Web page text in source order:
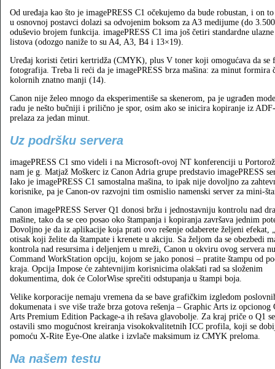
Od uređaja kao što je imagePRESS C1 očekujemo da bude robustan, i on
u osnovnoj postavci dolazi sa odvojenim boksom za A3 medijume (do
oduševio brojem funkcija. imagePRESS C1 ima još četiri standardne
listova (odozgo naniže to su A4, A3, B4 i 13×19).
Uređaj koristi četiri kertridža (CMYK), plus V toner koji omogućava da se
fotografija. Treba li reći da je imagePRESS brza mašina: za minut
kolornih znatno manji (14).
Canon nije želeo mnogo da eksperimentiše sa skenerom, pa je ugrađen
radu je nešto bučniji i prilično je spor, osim ako se inicira kopiranje iz
prelaza za jedan minut.
Uz podršku servera
imagePRESS C1 smo videli i na Microsoft-ovoj NT konferenciji u
nam je g. Matjaž Moškerc iz Canon Adria grupe predstavio imagePRESS
Iako je imagePRESS C1 samostalna mašina, to ipak nije dovoljno za
korisnike, pa je Canon-ov razvojni tim osmislio namenski server za mini-
Canon imagePRESS Server Q1 donosi bržu i jednostavniju kontrolu nad
mašine, tako da se ceo posao oko štampanja i kopiranja završava jednim
Dovoljno je da iz aplikacije koja prati ovo rešenje odaberete željeni efekat,
otisak koji želite da štampate i krenete u akciju. Sa željom da se obezbedi
kontrola nad resursima i deljenjem u mreži, Canon u okviru ovog servera
Command WorkStation opciju, kojom se jako ponosi – pratite štampu od
kraja. Opcija Impose će zahtevnijim korisnicima olakšati rad sa složenim
dokumentima, dok će ColorWise sprečiti odstupanja u štampi boja.
Velike korporacije nemaju vremena da se bave grafičkim izgledom
dokumenata i sve više traže brza gotova rešenja – Graphic Arts iz opcionog
Arts Premium Edition Package-a ih rešava glavobolje. Za kraj priče o Q1
ostavili smo mogućnost kreiranja visokokvalitetnih ICC profila, koji se
pomoću X-Rite Eye-One alatke i izvlače maksimum iz CMYK preloma.
Na našem testu